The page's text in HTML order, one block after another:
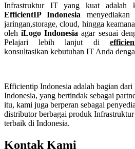
Infrastruktur IT yang kuat adalah
EfficientIP Indonesia
jaringan,storage, cloud, hingga
olehiLogo Indonesia agar sesuai
Pelajari lebih lanjut di
konsultasikan kebutuhan IT Anda
Efficientip Indonesia adalah bagian
Indonesia, yang bertindak sebagai
itu, kami juga berperan sebagai
distributor berbagai produk
terbaik di Indonesia.
Kontak Kami